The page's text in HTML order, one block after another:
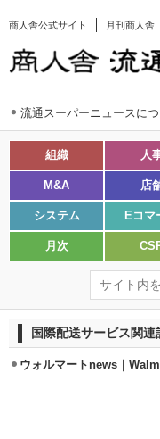
商人舎公式サイト 月刊商人舎
流通スーパーニュースに
組織 人
M&A 店
システム Eコマ
月次
国際配送サービス関連